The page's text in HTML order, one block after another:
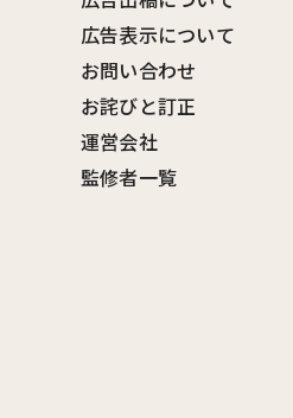
広告表示について
お問い合わせ
お詫びと訂正
運営会社
監修者一覧